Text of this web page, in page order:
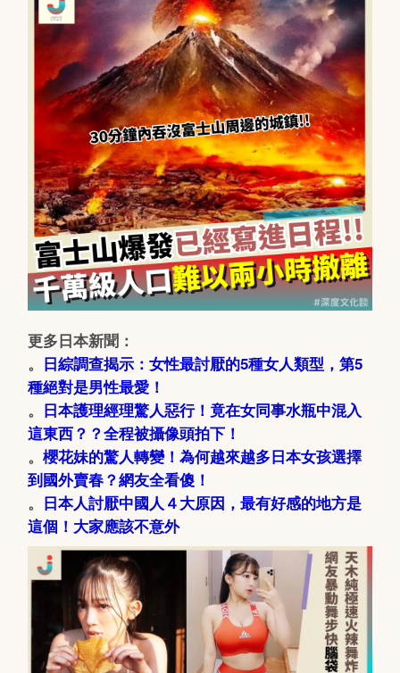
更多日本新聞：
。 日綜調查揭示：女性最討厭的5種女人類型，第5
種絕對是男性最愛！
。 日本護理經理驚人惡行！竟在女同事水瓶中混入
這東西？？全程被攝像頭拍下！
。櫻花妹的驚人轉變！為何越來越多日本女孩選擇
到國外賣春？網友全看傻！
。 日本人討厭中國人４大原因，最有好感的地方是
這個！大家應該不意外